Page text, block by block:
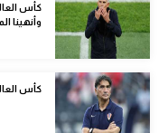
Gamers
ميركاتو
تحقيق في الجول
تقرير في الجول
كأس
وأنهينا
كأس